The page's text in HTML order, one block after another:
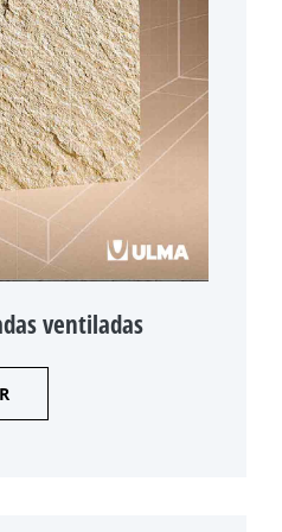
ventiladas